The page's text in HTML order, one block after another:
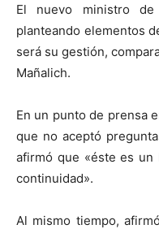
El nuevo ministro de
planteando elementos
será su gestión,
Mañalich.
En un punto de prensa
que no aceptó
afirmó que «éste es
continuidad».
Al mismo tiempo,